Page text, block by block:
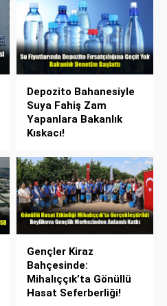
Depozito Bahanesiyle
Suya Fahiş Zam
Yapanlara Bakanlık
Kıskacı!
Gençler Kiraz
Bahçesinde:
Mihalıççık’ta Gönüllü
Hasat Seferberliği!